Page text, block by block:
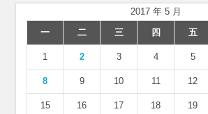
2017 年 5 月
一
二 三 四 五
1 2 3 4 5
8 9 10 11 12
15 16 17 18 19